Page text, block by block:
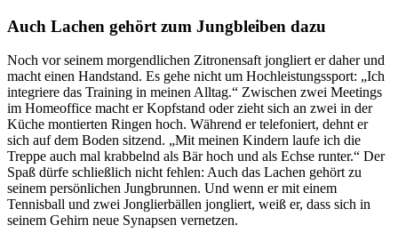
Auch Lachen gehört zum Jungbleiben dazu
Noch vor seinem morgendlichen Zitronensaft jongliert er daher und
macht einen Handstand. Es gehe nicht um Hochleistungssport: „Ich
integriere das Training in meinen Alltag.“ Zwischen zwei Meetings
im Homeoffice macht er Kopfstand oder zieht sich an zwei in der
Küche montierten Ringen hoch. Während er telefoniert, dehnt er
sich auf dem Boden sitzend. „Mit meinen Kindern laufe ich die
Treppe auch mal krabbelnd als Bär hoch und als Echse runter.“ Der
Spaß dürfe schließlich nicht fehlen: Auch das Lachen gehört zu
seinem persönlichen Jungbrunnen. Und wenn er mit einem
Tennisball und zwei Jonglierbällen jongliert, weiß er, dass sich in
seinem Gehirn neue Synapsen vernetzen.